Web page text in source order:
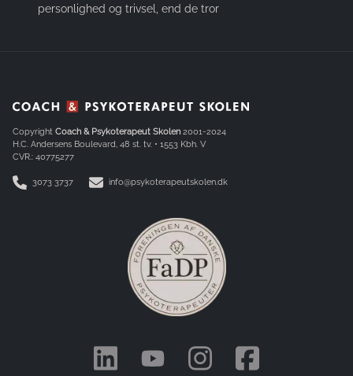
personlighed og trivsel, end de tror
Copyright Coach & Psykoterapeut Skolen 2001-2024
H.C. Andersens Boulevard, 48 st. tv. • 1553 Kbh. V
CVR.: 40775277
3073 3737 info@psykoterapeutskolen.dk